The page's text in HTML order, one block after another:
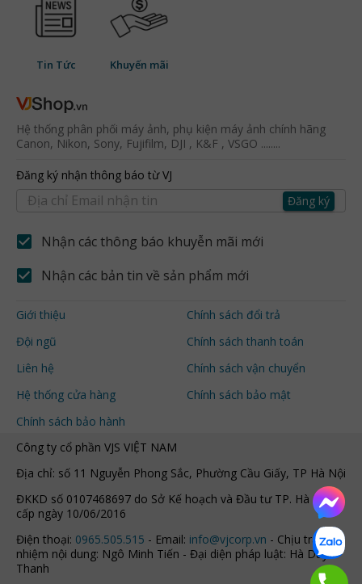
Tin Tức Khuyến mãi
Hệ thống phân phối máy ảnh, phụ kiện máy ảnh chính hãng
Canon, Nikon, Sony, Fujifilm, DJI , K&F , VSGO ........
Đăng ký nhận thông báo từ VJ
Đăng ký
Nhận các thông báo khuyễn mãi mới
Nhận các bản tin về sản phẩm mới
Giới thiệu
Đội ngũ
Liên hệ
Hệ thống cửa hàng
Chính sách bảo hành
Chính sách đổi trả
Chính sách thanh toán
Chính sách vận chuyển
Chính sách bảo mật
Công ty cổ phần VJS VIỆT NAM
Địa chỉ: số 11 Nguyễn Phong Sắc, Phường Cầu Giấy, TP Hà Nội
ĐKKD số 0107468697 do Sở Kế hoạch và Đầu tư TP. Hà Nội
cấp ngày 10/06/2016
Điện thoại: 0965.505.515 - Email: info@vjcorp.vn - Chịu trách
nhiệm nội dung: Ngô Minh Tiến - Đại diện pháp luật: Hà Duy
Thanh